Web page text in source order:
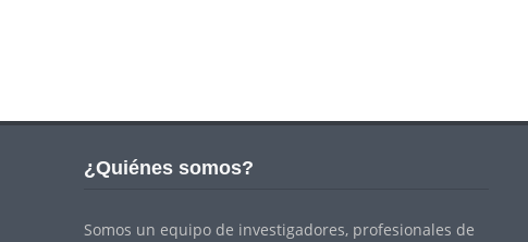
¿Quiénes somos?
Somos un equipo de investigadores, profesionales de